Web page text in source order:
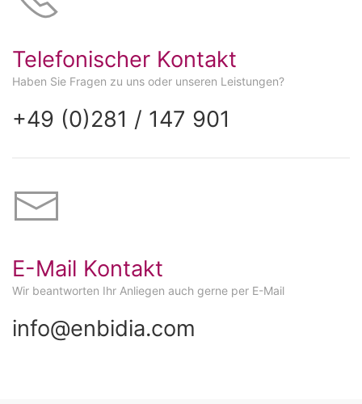
Telefonischer Kontakt
Haben Sie Fragen zu uns oder unseren Leistungen?
+49 (0)281 / 147 901
E-Mail Kontakt
Wir beantworten Ihr Anliegen auch gerne per E-Mail
info@enbidia.com